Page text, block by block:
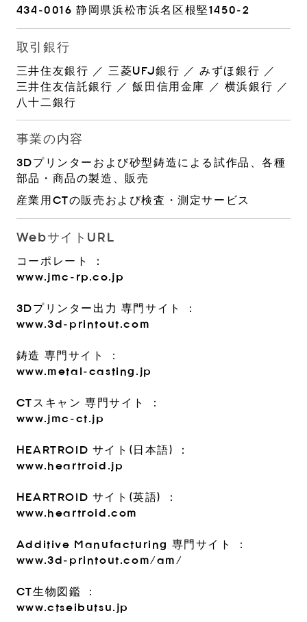
434-0016 静岡県浜松市浜名区根堅1450-2
取引銀行
三井住友銀行 ／ 三菱UFJ銀行 ／ みずほ銀行 ／
三井住友信託銀行 ／ 飯田信用金庫 ／ 横浜銀行 ／
八十二銀行
事業の内容
3Dプリンターおよび砂型鋳造による試作品、各種
部品・商品の製造、販売
産業用CTの販売および検査・測定サービス
WebサイトURL
コーポレート ：
www.jmc-rp.co.jp
3Dプリンター出力 専門サイト ：
www.3d-printout.com
鋳造 専門サイト ：
www.metal-casting.jp
CTスキャン 専門サイト ：
www.jmc-ct.jp
HEARTROID サイト(日本語) ：
www.heartroid.jp
HEARTROID サイト(英語) ：
www.heartroid.com
Additive Manufacturing 専門サイト ：
www.3d-printout.com/am/
CT生物図鑑 ：
www.ctseibutsu.jp